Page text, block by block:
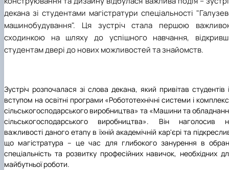
декана зі студентами магістратури спеціальності
машинобудування". Ця зустріч стала першою
сходинкою на шляху до успішного навчання,
студентам двері до нових можливостей та знайомств.
Зустріч розпочалася зі слова декана, який привітав студентів
вступом на освітні програми «Робототехнічні системи і
сільськогосподарського виробництва» та «Машини та
сільськогосподарського виробництва». Він наголосив
важливості даного етапу в їхній академічній кар'єрі та
що магістратура – це час для глибокого занурення в
спеціальність та розвитку професійних навичок, необхідних
майбутньої роботи.